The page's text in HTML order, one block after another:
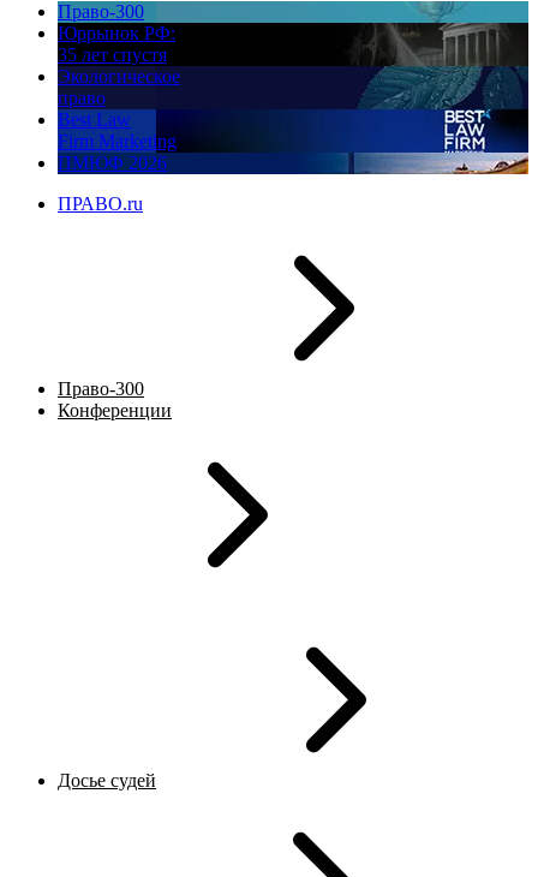
Право-300
Юррынок РФ:
35 лет спустя
Экологическое
право
Best Law
Firm Marketing
ПМЮФ 2026
ПРАВО.ru
Право-300
Конференции
Досье судей